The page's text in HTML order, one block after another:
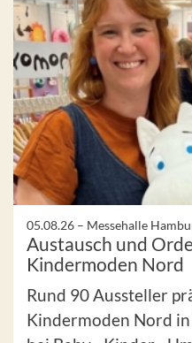
05.08.26 – Messehalle
Austausch und
Kindermoden Nord
Rund 90 Aussteller
Kindermoden Nord